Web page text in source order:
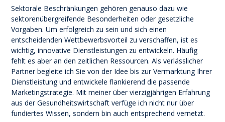
Sektorale Beschränkungen gehören genauso dazu wie
sektorenübergreifende Besonderheiten oder gesetzliche
Vorgaben. Um erfolgreich zu sein und sich einen
entscheidenden Wettbewerbsvorteil zu verschaffen, ist es
wichtig, innovative Dienstleistungen zu entwickeln. Häufig
fehlt es aber an den zeitlichen Ressourcen. Als verlässlicher
Partner begleite ich Sie von der Idee bis zur Vermarktung Ihrer
Dienstleistung und entwickele flankierend die passende
Marketingstrategie. Mit meiner über vierzigjährigen Erfahrung
aus der Gesundheitswirtschaft verfüge ich nicht nur über
fundiertes Wissen, sondern bin auch entsprechend vernetzt.